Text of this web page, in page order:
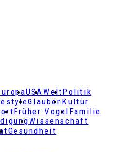
USAWeltPolitik
GlaubenKultur
Früher Vogel Familie
Wissenschaft
Gesundheit